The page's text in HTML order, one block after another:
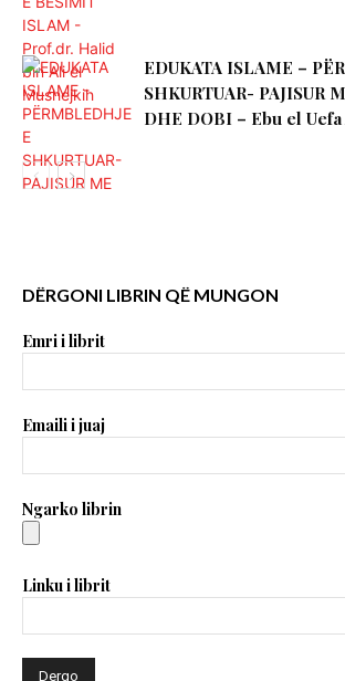
EDUKATA ISLAME –
SHKURTUAR- PAJISUR
DHE DOBI – Ebu el
DËRGONI LIBRIN QË MUNGON
Emri i librit
Emaili i juaj
Ngarko librin
Linku i librit